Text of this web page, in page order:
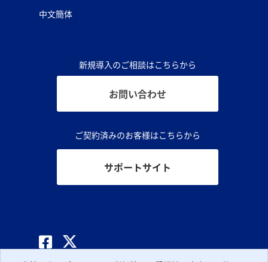
中文簡体
新規導入のご相談はこちらから
お問い合わせ
ご契約済みのお客様はこちらから
サポートサイト